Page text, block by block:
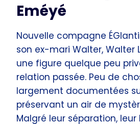
Eméyé
Nouvelle compagne
son ex-mari Walter, Walter
une figure quelque peu
relation passée. Peu de
largement documentées
préservant un air de
Malgré leur séparation, leur